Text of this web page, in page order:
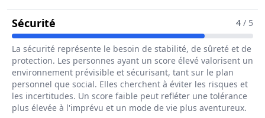
Sécurité Pour Le Métier De Ingénieur / 4 / 5
La sécurité représente le besoin de stabilité, de sûreté et de
protection. Les personnes ayant un score élevé valorisent un
environnement prévisible et sécurisant, tant sur le plan
personnel que social. Elles cherchent à éviter les risques et
les incertitudes. Un score faible peut refléter une tolérance
plus élevée à l'imprévu et un mode de vie plus aventureux.